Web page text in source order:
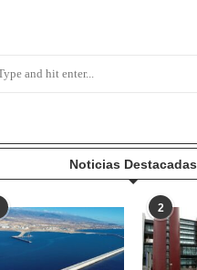
Noticias Destacadas
2